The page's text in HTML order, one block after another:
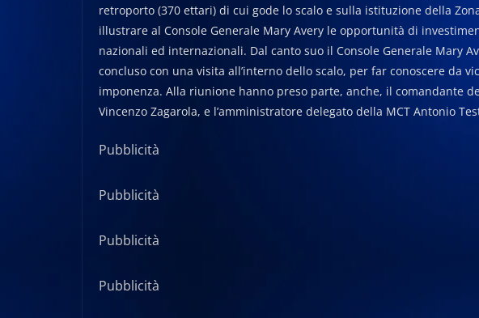
retroporto (370 ettari) di cui gode lo scalo e sulla istituzione della
illustrare al Console Generale Mary Avery le opportunità di
nazionali ed internazionali. Dal canto suo il Console Generale Mary
concluso con una visita all’interno dello scalo, per far conoscere da
imponenza. Alla riunione hanno preso parte, anche, il comandante
Vincenzo Zagarola, e l’amministratore delegato della MCT Antonio
Pubblicità
Pubblicità
Pubblicità
Pubblicità